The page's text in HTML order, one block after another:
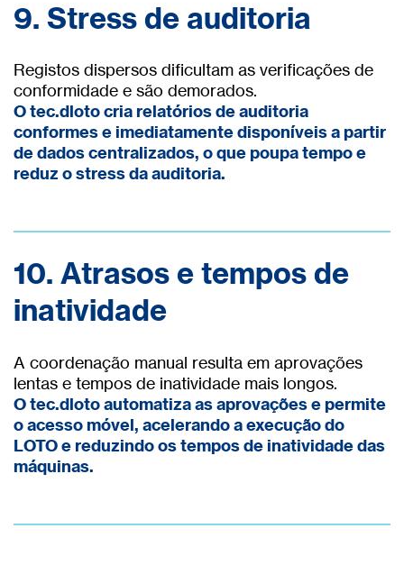
9. Stress de auditoria
Registos dispersos dificultam as verificações de
conformidade e são demorados.
O tec.dloto cria relatórios de auditoria
conformes e imediatamente disponíveis a partir
de dados centralizados, o que poupa tempo e
reduz o stress da auditoria.
10. Atrasos e tempos de
inatividade
A coordenação manual resulta em aprovações
lentas e tempos de inatividade mais longos.
O tec.dloto automatiza as aprovações e permite
o acesso móvel, acelerando a execução do
LOTO e reduzindo os tempos de inatividade das
máquinas.